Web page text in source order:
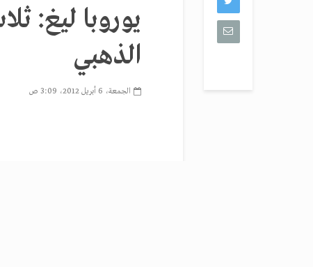
يوروبا ليغ:
الذهبي
الجمعة، 6 أبريل 2012، 3:09 ص